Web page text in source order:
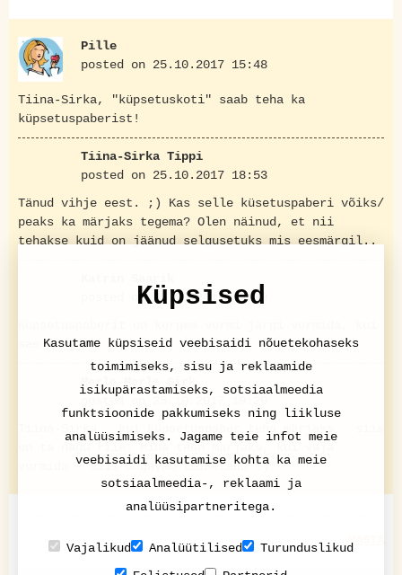
Pille
posted on 25.10.2017 15:48
Tiina-Sirka, "küpsetuskoti" saab teha ka
küpsetuspaberist!
Tiina-Sirka Tippi
posted on 25.10.2017 18:53
Tänud vihje eest. ;) Kas selle küsetuspaberi võiks/
peaks ka märjaks tegema? Olen näinud, et nii
tehakse kuid on jäänud selgusetuks mis eesmärgil..
posted on 25.10.2017 19:09
see märg on :).
Merle Merle Sirk
posted on 25.10.2017 19:20
Tiina-Sirka - kui küpsetuspaber teha märjaks - siis
on ta nagu riie. Mina teen märjaks, kui vaja
vormida - siis mugavam toimetada :)
VASTA
Küpsised
Kasutame küpsiseid veebisaidi nõuetekohaseks
toimimiseks, sisu ja reklaamide
isikupärastamiseks, sotsiaalmeedia
funktsioonide pakkumiseks ning liikluse
analüüsimiseks. Jagame teie infot meie
veebisaidi kasutamise kohta ka meie
sotsiaalmeedia-, reklaami ja
analüüsipartneritega.
Vajalikud Analüütilised
Turunduslikud